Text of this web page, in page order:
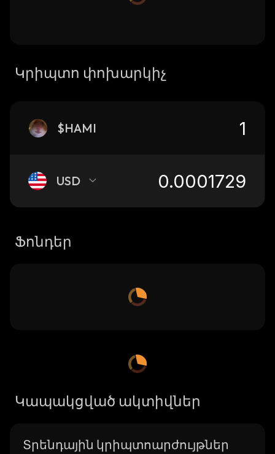
Կրիպտո փոխարկիչ
$HAMI
USD
Ֆոնդեր
Կապակցված ակտիվներ
Տրենդային կրիպտոարժույթներ